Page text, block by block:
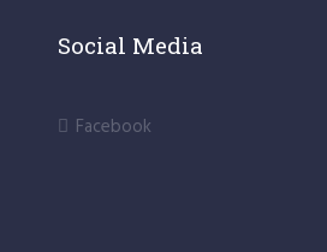
Social Media
Facebook